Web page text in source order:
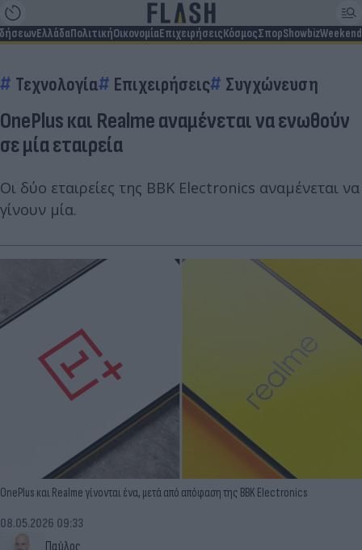
ΕλλάδαΠολιτικήΟικονομίαΕπιχειρήσειςΚόσμοςΣπορShowbizWeekend
Τεχνολογία Επιχειρήσεις Συγχώνευση
OnePlus και Realme αναμένεται να ενωθούν
σε μία εταιρεία
Οι δύο εταιρείες της BBK Electronics αναμένεται να
γίνουν μία.
OnePlus και Realme γίνονται ένα, μετά από απόφαση της BBK Electronics
Παύλος
08.05.2026 09:33